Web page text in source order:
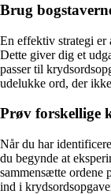
Brug
En effektiv strategi er
Dette giver dig et
passer til
udelukke ord, der ikke
Prøv forskellige
Når du har
du begynde at
sammensætte ordene
ind i